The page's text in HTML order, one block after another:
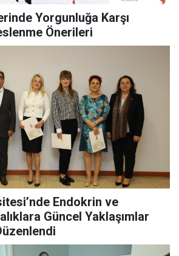
Yorgunluğa Karşı
Önerileri
Endokrin ve
Güncel Yaklaşımlar